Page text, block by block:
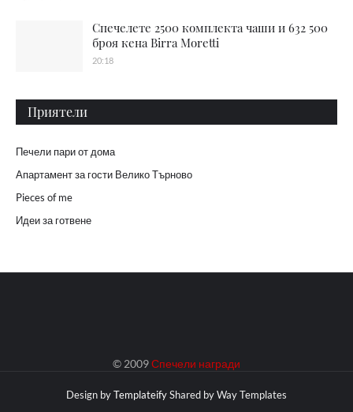
Спечелете 2500 комплекта чаши и 632 500
броя кена Birra Moretti
20:18
Приятели
Печели пари от дома
Апартамент за гости Велико Търново
Pieces of me
Идеи за готвене
© 2009Спечели награди
Design byTemplateifyShared byWay Templates